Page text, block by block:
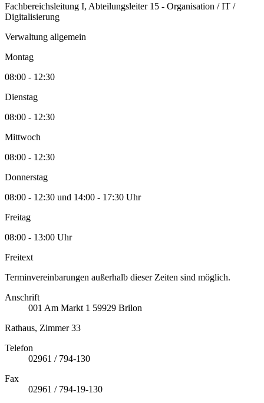
Fachbereichsleitung I, Abteilungsleiter 15 - Organisation / IT /
Digitalisierung
Verwaltung allgemein
Montag
08:00 - 12:30
Dienstag
08:00 - 12:30
Mittwoch
08:00 - 12:30
Donnerstag
08:00 - 12:30 und 14:00 - 17:30 Uhr
Freitag
08:00 - 13:00 Uhr
Freitext
Terminvereinbarungen außerhalb dieser Zeiten sind möglich.
Anschrift
001 Am Markt 1 59929 Brilon
Rathaus, Zimmer 33
Telefon
02961 / 794-130
Fax
02961 / 794-19-130